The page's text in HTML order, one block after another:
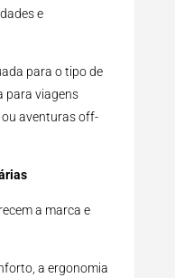
e
para o tipo de
para viagens
aventuras off-
a marca e
a ergonomia